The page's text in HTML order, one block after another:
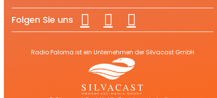
Folgen Sie uns
Radio Paloma ist ein Unternehmen der Silvacast GmbH